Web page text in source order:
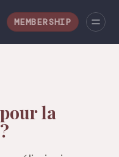
MEMBERSHIP
la